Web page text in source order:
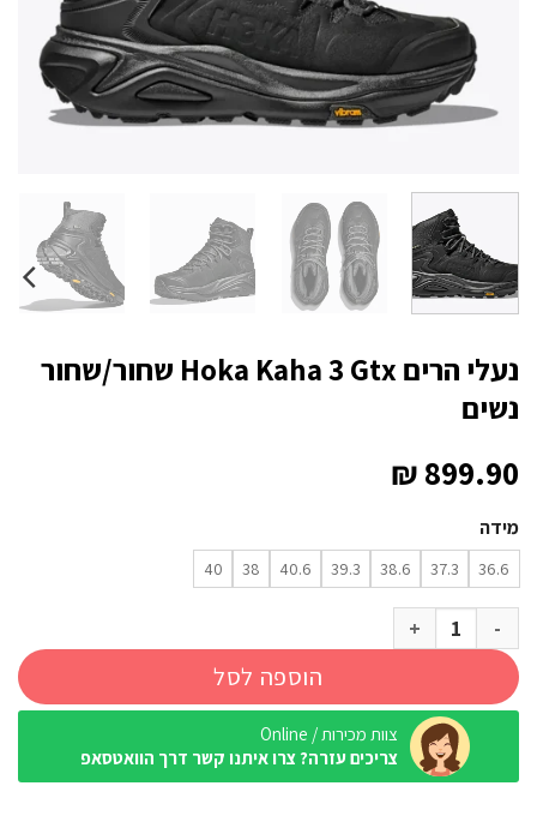
נעלי הרים Hoka Kaha 3 Gtx שחור/שחור
נשים
₪899.90
מידה
36.6
37.3
38.6
39.3
40.6
38
40
כמות של נעלי הרים Hoka Kaha 3 Gtx שחור/שחור נשים
הוספה לסל
צוות מכירות / Online
צריכים עזרה? צרו איתנו קשר דרך הוואטסאפ